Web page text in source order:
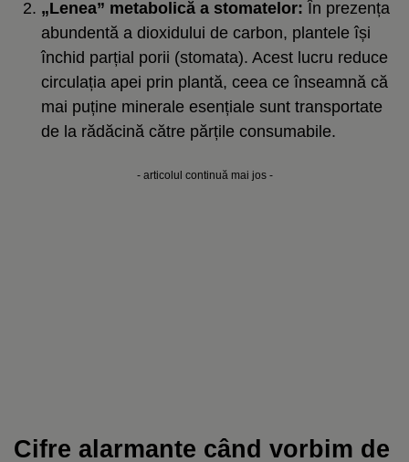
„Lenea” metabolică a stomatelor: În prezența
abundentă a dioxidului de carbon, plantele își
închid parțial porii (stomata). Acest lucru reduce
circulația apei prin plantă, ceea ce înseamnă că
mai puține minerale esențiale sunt transportate
de la rădăcină către părțile consumabile.
- articolul continuă mai jos -
Cifre alarmante când vorbim de